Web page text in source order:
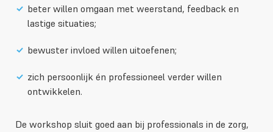
beter willen omgaan met weerstand, feedback en
lastige situaties;
bewuster invloed willen uitoefenen;
zich persoonlijk én professioneel verder willen
ontwikkelen.
De workshop sluit goed aan bij professionals in de zorg,